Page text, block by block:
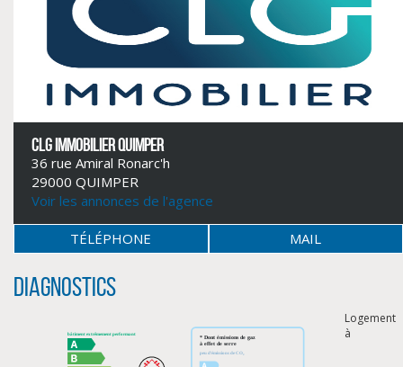
CLIQUER ICI POUR AGRANDIR
CLG IMMOBILIER QUIMPER
36 rue Amiral Ronarc'h
29000 QUIMPER
Voir les annonces de l'agence
TÉLÉPHONE MAIL
Diagnostics
Logement
à